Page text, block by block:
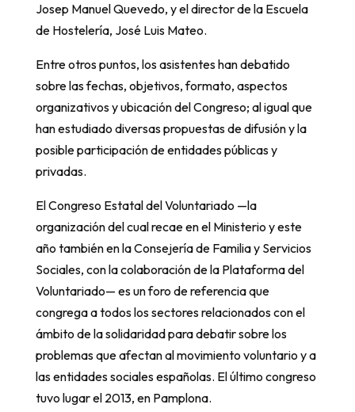
Josep Manuel Quevedo, y el director de la Escuela
de Hostelería, José Luis Mateo.
Entre otros puntos, los asistentes han debatido
sobre las fechas, objetivos, formato, aspectos
organizativos y ubicación del Congreso; al igual que
han estudiado diversas propuestas de difusión y la
posible participación de entidades públicas y
privadas.
El Congreso Estatal del Voluntariado —la
organización del cual recae en el Ministerio y este
año también en la Consejería de Familia y Servicios
Sociales, con la colaboración de la Plataforma del
Voluntariado— es un foro de referencia que
congrega a todos los sectores relacionados con el
ámbito de la solidaridad para debatir sobre los
problemas que afectan al movimiento voluntario y a
las entidades sociales españolas. El último congreso
tuvo lugar el 2013, en Pamplona.